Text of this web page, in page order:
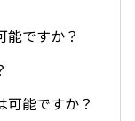
能ですか？
可能ですか？